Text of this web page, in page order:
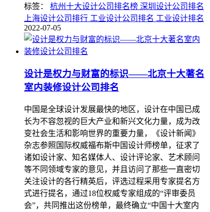
标签： 杭州十大设计公司排名榜 深圳设计公司排名
上海设计公司排行 工业设计公司排名 工业设计排名
2022-07-05
设计是权力与财富的标识——北京十大著名
室内装修设计公司排名
中国是全球设计发展最快的地区，设计在中国已成
长为不容忽视的巨大产业和新兴文化力量，成为改
变社会生活和影响世界的重要力量，《设计新闻》
杂志参照国际权威福布斯中国设计师榜单，征求了
诸如设计家、知名媒体人、设计评论家、艺术顾问
等不同领域专家的意见，并且访问了那些一直密切
关注设计的各行精英后，评选过程采用专家提名方
式进行提名，通过18位权威专家组成的“评审委员
会”，共同推出这份榜单，最终确立“中国十大室内